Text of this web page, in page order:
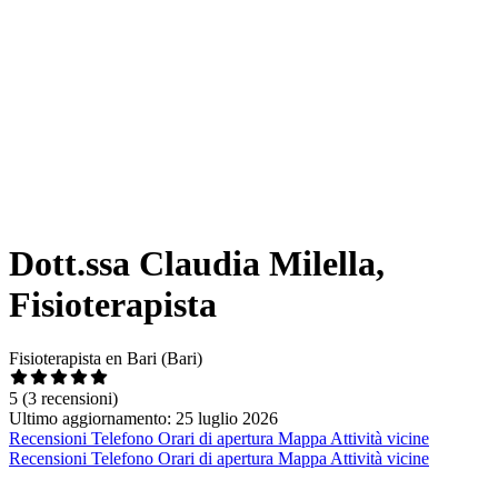
Dott.ssa Claudia Milella,
Fisioterapista
Fisioterapista en Bari (Bari)
5 (3 recensioni)
Ultimo aggiornamento: 25 luglio 2026
Recensioni Telefono Orari di apertura Mappa Attività vicine
Recensioni Telefono Orari di apertura Mappa Attività vicine